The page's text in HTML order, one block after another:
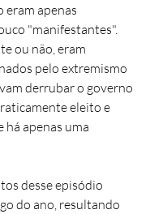
eram apenas
"manifestantes".
ou não, eram
pelo extremismo
derrubar o governo
eleito e
há apenas uma
desse episódio
do ano, resultando